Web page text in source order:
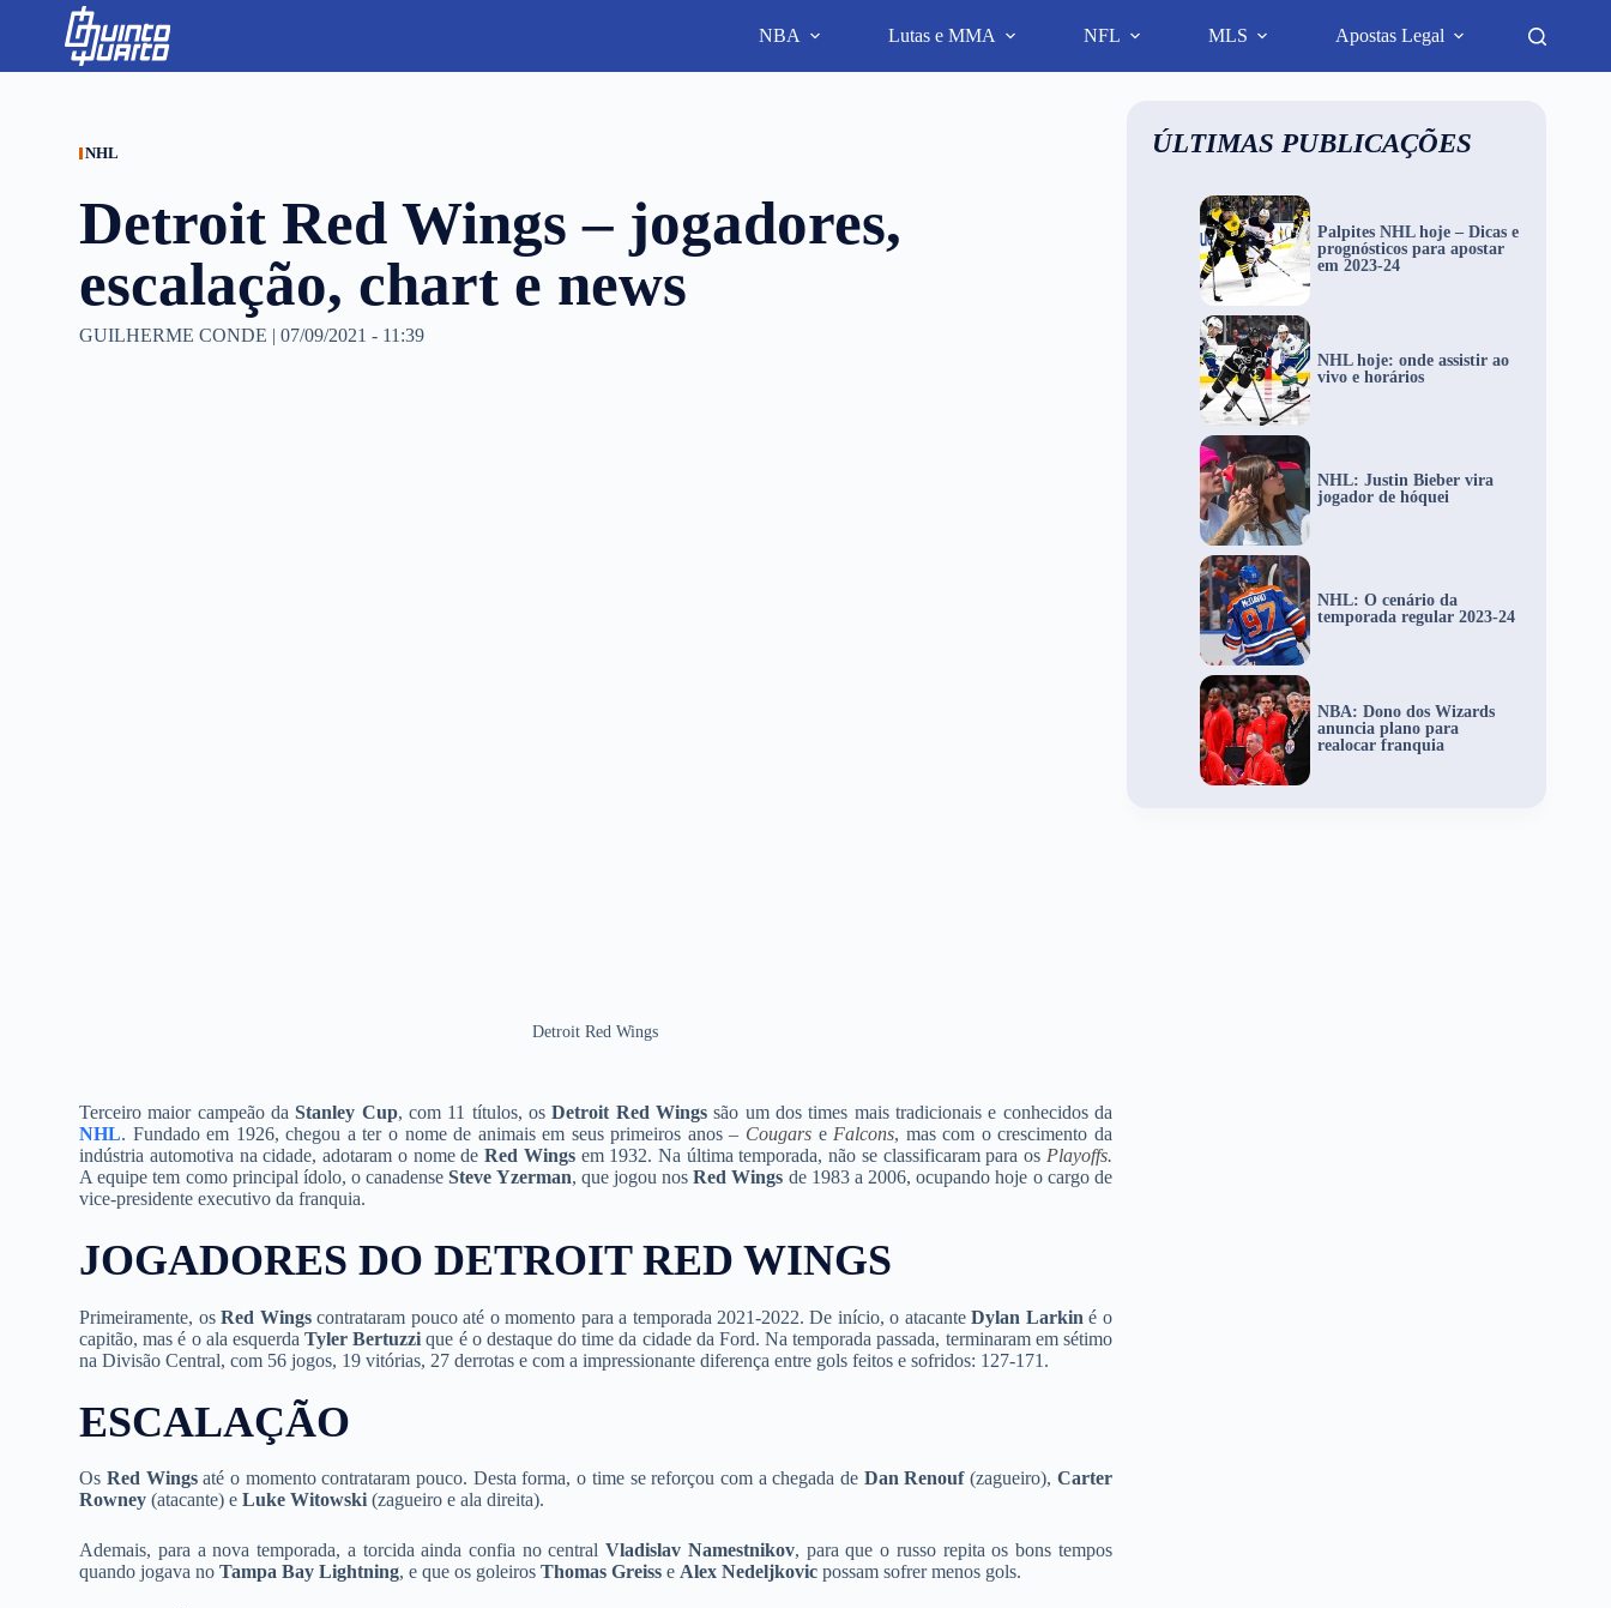
p
NBA Lutas e MMA NFL MLS Apostas Legal
NHL
Detroit Red Wings – jogadores,
escalação, chart e news
GUILHERME CONDE |07/09/2021 - 11:39
Detroit Red Wings
Terceiro maior campeão daStanley Cup, com 11 títulos, osDetroit Red Wings são um dos times mais tradicionais e conhecidos da
NHL. Fundado em 1926, chegou a ter o nome de animais em seus primeiros anos – Cougarse Falcons, mas com o crescimento da
indústria automotiva na cidade, adotaram o nome deRed Wingsem 1932. Na última temporada, não se classificaram para os Playoffs.
A equipe tem como principal ídolo, o canadenseSteve Yzerman, que jogou nosRed Wings de 1983 a 2006, ocupando hoje o cargo de
vice-presidente executivo da franquia.
JOGADORES DO DETROIT RED WINGS
Primeiramente, osRed Wingscontrataram pouco até o momento para a temporada 2021-2022. De início, o atacanteDylan Larkin é o
capitão, mas é o ala esquerdaTyler Bertuzzi que é o destaque do time da cidade da Ford. Na temporada passada, terminaram em sétimo
na Divisão Central, com 56 jogos, 19 vitórias, 27 derrotas e com a impressionante diferença entre gols feitos e sofridos: 127-171.
ESCALAÇÃO
Os Red Wingsaté o momento contrataram pouco. Desta forma, o time se reforçou com a chegada de Dan Renouf(zagueiro), Carter
Rowney (atacante) eLuke Witowski (zagueiro e ala direita).
Ademais, para a nova temporada, a torcida ainda confia no centralVladislav Namestnikov, para que o russo repita os bons tempos
quando jogava noTampa Bay Lightning, e que os goleirosThomas Greiss e Alex Nedeljkovic possam sofrer menos gols.
ÚLTIMAS PUBLICAÇÕES
Palpites NHL hoje – Dicas e
prognósticos para apostar
em 2023-24
NHL hoje: onde assistir ao
vivo e horários
NHL: Justin Bieber vira
jogador de hóquei
NHL: O cenário da
temporada regular 2023-24
NBA: Dono dos Wizards
anuncia plano para
realocar franquia